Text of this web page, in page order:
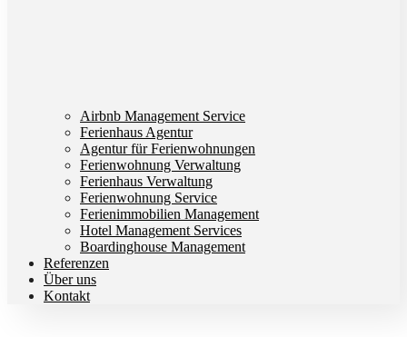
Airbnb Management Service
Ferienhaus Agentur
Agentur für Ferienwohnungen
Ferienwohnung Verwaltung
Ferienhaus Verwaltung
Ferienwohnung Service
Ferienimmobilien Management
Hotel Management Services
Boardinghouse Management
Referenzen
Über uns
Kontakt